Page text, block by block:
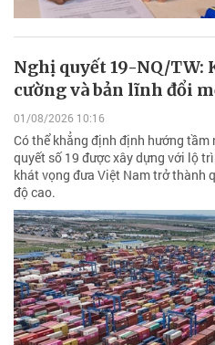
Nghị quyết 19-NQ/TW:
cường và bản lĩnh đổi
01/08/2026 10:16
Có thể khẳng định định hướng
quyết số 19 được xây dựng với lộ
khát vọng đưa Việt Nam trở thành
độ cao.